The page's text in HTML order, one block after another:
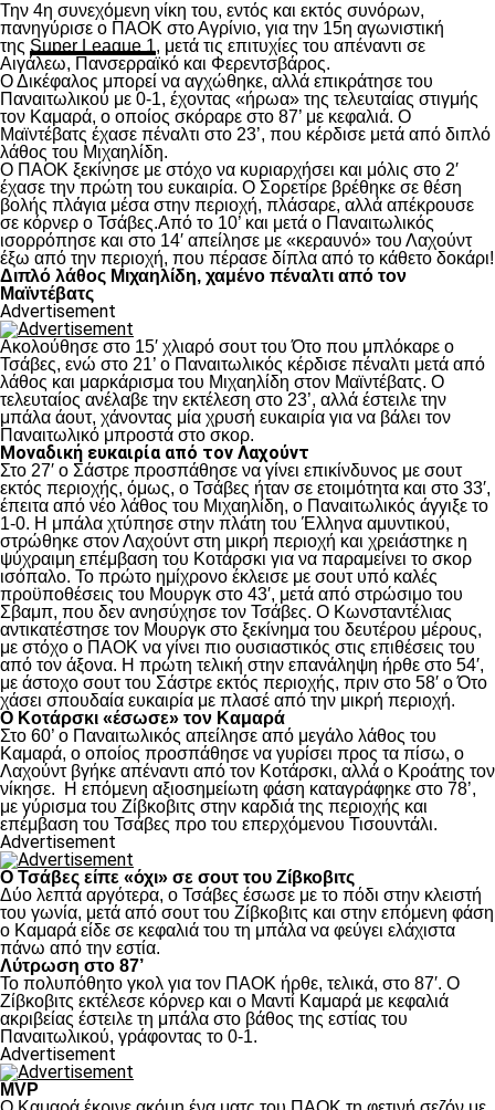
Την 4η συνεχόμενη νίκη του, εντός και εκτός συνόρων,
πανηγύρισε ο ΠΑΟΚ στο Αγρίνιο, για την 15η αγωνιστική
της Super League 1, μετά τις επιτυχίες του απέναντι σε
Αιγάλεω, Πανσερραϊκό και Φερεντσβάρος.
Ο Δικέφαλος μπορεί να αγχώθηκε, αλλά επικράτησε του
Παναιτωλικού με 0-1, έχοντας «ήρωα» της τελευταίας στιγμής
τον Καμαρά, ο οποίος σκόραρε στο 87’ με κεφαλιά. Ο
Μαϊντέβατς έχασε πέναλτι στο 23’, που κέρδισε μετά από διπλό
λάθος του Μιχαηλίδη.
Ο ΠΑΟΚ ξεκίνησε με στόχο να κυριαρχήσει και μόλις στο 2′
έχασε την πρώτη του ευκαιρία. Ο Σορετίρε βρέθηκε σε θέση
βολής πλάγια μέσα στην περιοχή, πλάσαρε, αλλά απέκρουσε
σε κόρνερ ο Τσάβες.Από το 10’ και μετά ο Παναιτωλικός
ισορρόπησε και στο 14′ απείλησε με «κεραυνό» του Λαχούντ
έξω από την περιοχή, που πέρασε δίπλα από το κάθετο δοκάρι!
Διπλό λάθος Μιχαηλίδη, χαμένο πέναλτι από τον
Μαϊντέβατς
Advertisement
Ακολούθησε στο 15′ χλιαρό σουτ του Ότο που μπλόκαρε ο
Τσάβες, ενώ στο 21’ ο Παναιτωλικός κέρδισε πέναλτι μετά από
λάθος και μαρκάρισμα του Μιχαηλίδη στον Μαϊντέβατς. Ο
τελευταίος ανέλαβε την εκτέλεση στο 23’, αλλά έστειλε την
μπάλα άουτ, χάνοντας μία χρυσή ευκαιρία για να βάλει τον
Παναιτωλικό μπροστά στο σκορ.
Μοναδική ευκαιρία από τον Λαχούντ
Στο 27′ ο Σάστρε προσπάθησε να γίνει επικίνδυνος με σουτ
εκτός περιοχής, όμως, ο Τσάβες ήταν σε ετοιμότητα και στο 33′,
έπειτα από νέο λάθος του Μιχαηλίδη, ο Παναιτωλικός άγγιξε το
1-0. Η μπάλα χτύπησε στην πλάτη του Έλληνα αμυντικού,
στρώθηκε στον Λαχούντ στη μικρή περιοχή και χρειάστηκε η
ψύχραιμη επέμβαση του Κοτάρσκι για να παραμείνει το σκορ
ισόπαλο. Το πρώτο ημίχρονο έκλεισε με σουτ υπό καλές
προϋποθέσεις του Μουργκ στο 43′, μετά από στρώσιμο του
Σβαμπ, που δεν ανησύχησε τον Τσάβες. Ο Κωνσταντέλιας
αντικατέστησε τον Μουργκ στο ξεκίνημα του δευτέρου μέρους,
με στόχο ο ΠΑΟΚ να γίνει πιο ουσιαστικός στις επιθέσεις του
από τον άξονα. Η πρώτη τελική στην επανάληψη ήρθε στο 54′,
με άστοχο σουτ του Σάστρε εκτός περιοχής, πριν στο 58′ ο Ότο
χάσει σπουδαία ευκαιρία με πλασέ από την μικρή περιοχή.
Ο Κοτάρσκι «έσωσε» τον Καμαρά
Στο 60’ ο Παναιτωλικός απείλησε από μεγάλο λάθος του
Καμαρά, ο οποίος προσπάθησε να γυρίσει προς τα πίσω, ο
Λαχούντ βγήκε απέναντι από τον Κοτάρσκι, αλλά ο Κροάτης τον
νίκησε. Η επόμενη αξιοσημείωτη φάση καταγράφηκε στο 78’,
με γύρισμα του Ζίβκοβιτς στην καρδιά της περιοχής και
επέμβαση του Τσάβες προ του επερχόμενου Τισουντάλι.
Advertisement
Ο Τσάβες είπε «όχι» σε σουτ του Ζίβκοβιτς
Δύο λεπτά αργότερα, ο Τσάβες έσωσε με το πόδι στην κλειστή
του γωνία, μετά από σουτ του Ζίβκοβιτς και στην επόμενη φάση
ο Καμαρά είδε σε κεφαλιά του τη μπάλα να φεύγει ελάχιστα
πάνω από την εστία.
Λύτρωση στο 87’
Το πολυπόθητο γκολ για τον ΠΑΟΚ ήρθε, τελικά, στο 87′. Ο
Ζίβκοβιτς εκτέλεσε κόρνερ και ο Μαντί Καμαρά με κεφαλιά
ακριβείας έστειλε τη μπάλα στο βάθος της εστίας του
Παναιτωλικού, γράφοντας το 0-1.
Advertisement
MVP